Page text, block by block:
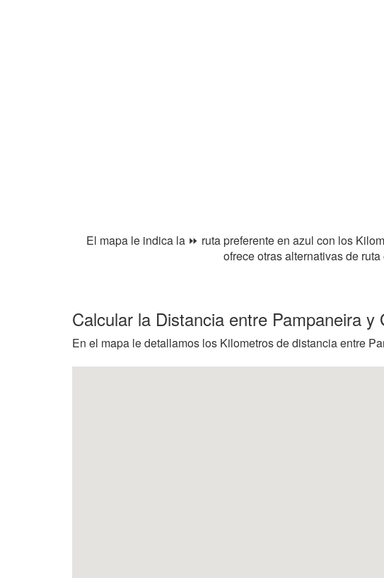
El mapa le indica la ⏩ ruta preferente en azul con los
ofrece otras alternativas de
Calcular la Distancia entre Pampaneira
En el mapa le detallamos los Kilometros de distancia entre